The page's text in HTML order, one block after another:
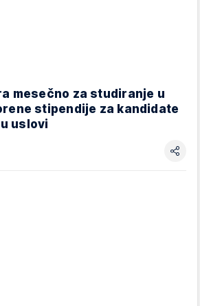
mesečno za studiranje u
stipendije za kandidate
uslovi